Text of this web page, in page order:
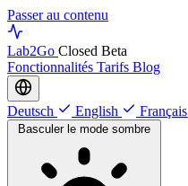
Passer au contenu
Lab2Go Closed Beta
Fonctionnalités Tarifs Blog
Deutsch English Français
Basculer le mode sombre